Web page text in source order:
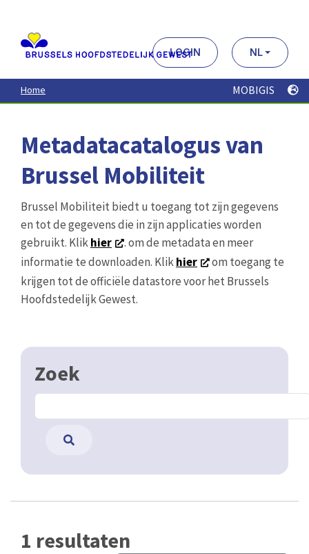
contenu
principal
LOGIN NL
Home MOBIGIS
Metadatacatalogus van
Brussel Mobiliteit
Brussel Mobiliteit biedt u toegang tot zijn gegevens
en tot de gegevens die in zijn applicaties worden
gebruikt. Klikhier
. om de metadata en meer
informatie te downloaden. Klikhier
om toegang te
krijgen tot de officiële datastore voor het Brussels
Hoofdstedelijk Gewest.
Zoek
1 resultaten